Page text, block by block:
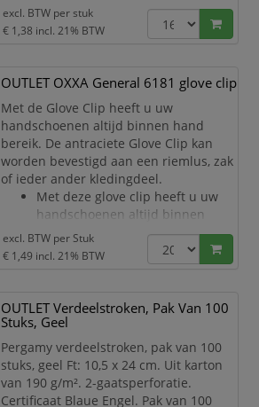
als voor wandmontage. Perfect om
folders of flyers te presenteren in
receptiebalies, in de horeca of tijdens
beurzen en evenementen.
Geschikt voor balie- en wandmo
excl. BTW perstuk
€ 1,38 incl. 21% BTW
OUTLET OXXA General 6181 glove clip
Met de Glove Clip heeft u uw
handschoenen altijd binnen hand
bereik. De antraciete Glove Clip kan
worden bevestigd aan een riemlus, zak
of ieder ander kledingdeel.
Met deze glove clip heeft u uw
handschoenen altijd binnen
hand bereik
De glove clip kunt u bevestigen
aan een riemlus, zak of ieder
kledingdeel
Kleur: antraciet
excl. BTW per Stuk
€ 1,49 incl. 21% BTW
OUTLET Verdeelstroken, Pak Van 100
Stuks, Geel
Pergamy verdeelstroken, pak van 100
stuks, geel Ft: 10,5 x 24 cm. Uit karton
van 190 g/m². 2-gaatsperforatie.
Certificaat Blaue Engel. Pak van 100